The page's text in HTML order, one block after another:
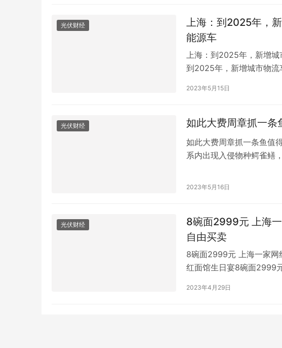
光伏财经
上海：到2025年，
能源车
上海：到2025年，新增
到2025年，新增城市物流
海铁联运货运量年均增
2023年5月15日
光伏财经 如此大费周章抓一
如此大费周章抓一条鱼值
系内出现入侵物种鳄雀鳝
“围观”的同时，也有网友
2023年5月16日
光伏财经
8碗面2999元 上海
自由买卖
8碗面2999元 上海一家网
红面馆生日宴8碗面2999
招牌，生日宴包括八种浇
2023年4月29日